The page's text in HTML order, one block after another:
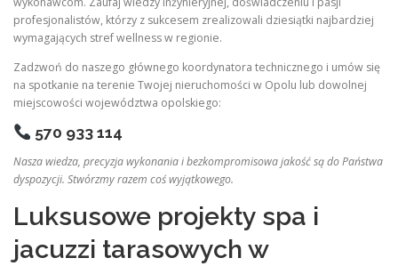
profesjonalistów, którzy z sukcesem zrealizowali dziesiątki najbardziej
wymagających stref wellness w regionie.
Zadzwoń do naszego głównego koordynatora technicznego i umów się
na spotkanie na terenie Twojej nieruchomości w Opolu lub dowolnej
miejscowości województwa opolskiego:
570 933 114
Nasza wiedza, precyzja wykonania i bezkompromisowa jakość są do Państwa
dyspozycji. Stwórzmy razem coś wyjątkowego.
Luksusowe projekty spa i
jacuzzi tarasowych w